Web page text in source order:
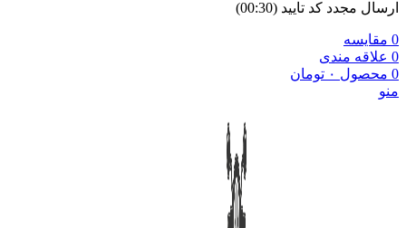
ارسال مجدد کد تایید (00:
30
)
0 مقایسه
0 علاقه مندی
0 محصول ۰ تومان
منو